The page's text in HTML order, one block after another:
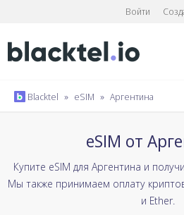
Войти
Blacktel » eSIM » Аргентина
eSIM от
Купите eSIM для Аргентина и
Мы также принимаем оплату
и Ether.